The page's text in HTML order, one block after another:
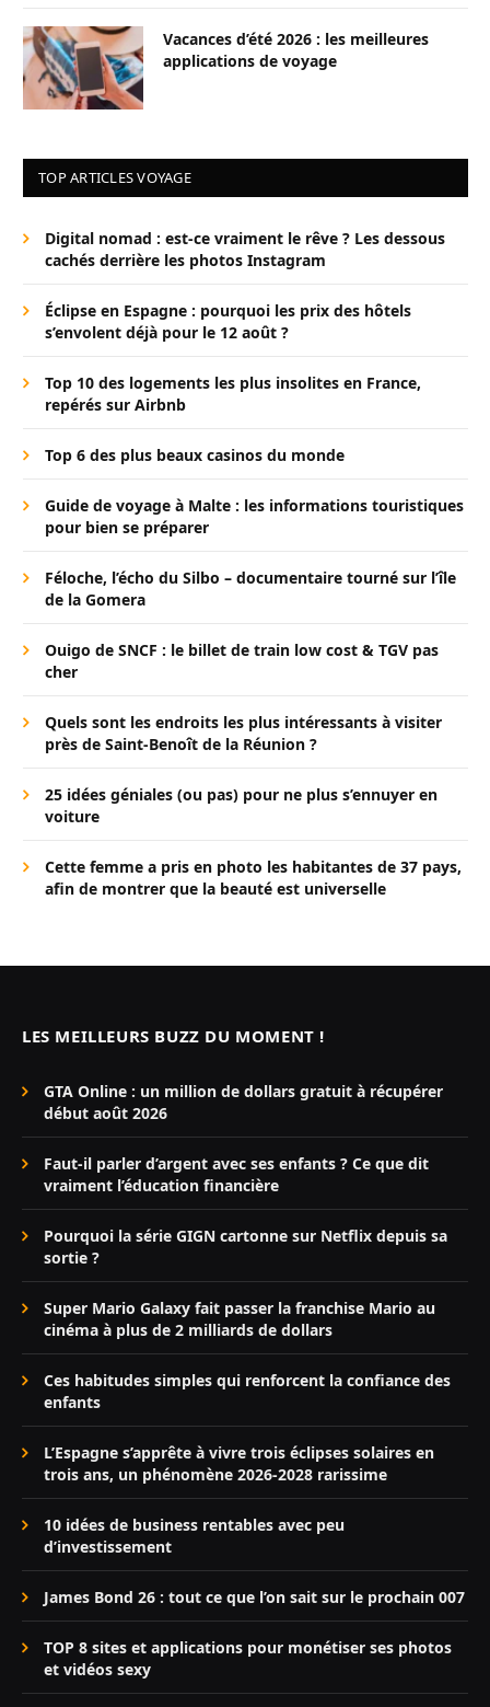
Vacances d’été 2026 : les meilleures
applications de voyage
TOP ARTICLES VOYAGE
Digital nomad : est-ce vraiment le rêve ? Les dessous
cachés derrière les photos Instagram
Éclipse en Espagne : pourquoi les prix des hôtels
s’envolent déjà pour le 12 août ?
Top 10 des logements les plus insolites en France,
repérés sur Airbnb
Top 6 des plus beaux casinos du monde
Guide de voyage à Malte : les informations touristiques
pour bien se préparer
Féloche, l’écho du Silbo – documentaire tourné sur l’île
de la Gomera
Ouigo de SNCF : le billet de train low cost & TGV pas
cher
Quels sont les endroits les plus intéressants à visiter
près de Saint-Benoît de la Réunion ?
25 idées géniales (ou pas) pour ne plus s’ennuyer en
voiture
Cette femme a pris en photo les habitantes de 37 pays,
afin de montrer que la beauté est universelle
LES MEILLEURS BUZZ DU MOMENT !
GTA Online : un million de dollars gratuit à récupérer
début août 2026
Faut-il parler d’argent avec ses enfants ? Ce que dit
vraiment l’éducation financière
Pourquoi la série GIGN cartonne sur Netflix depuis sa
sortie ?
Super Mario Galaxy fait passer la franchise Mario au
cinéma à plus de 2 milliards de dollars
Ces habitudes simples qui renforcent la confiance des
enfants
L’Espagne s’apprête à vivre trois éclipses solaires en
trois ans, un phénomène 2026-2028 rarissime
10 idées de business rentables avec peu
d’investissement
James Bond 26 : tout ce que l’on sait sur le prochain 007
TOP 8 sites et applications pour monétiser ses photos
et vidéos sexy